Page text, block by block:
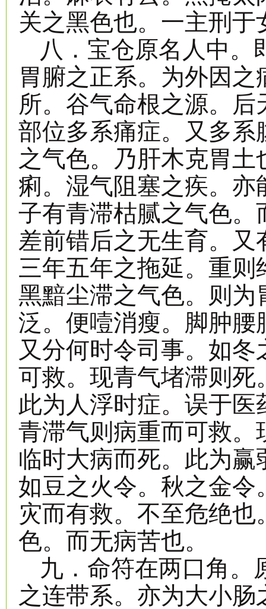
关之黑色也。一主刑
八．宝仓原名人中。
胃腑之正系。为外因
所。谷气命根之源。
部位多系痛症。又多
之气色。乃肝木克胃
痢。湿气阻塞之疾。
子有青滞枯腻之气色
差前错后之无生育。
三年五年之拖延。重
黑黯尘滞之气色。则
泛。便噎消瘦。脚肿
又分何时令司事。如
可救。现青气堵滞则
此为人浮时症。误于
青滞气则病重而可救
临时大病而死。此为
如豆之火令。秋之金
灾而有救。不至危绝
色。而无病苦也。
九．命符在两口角。
之连带系。亦为大小